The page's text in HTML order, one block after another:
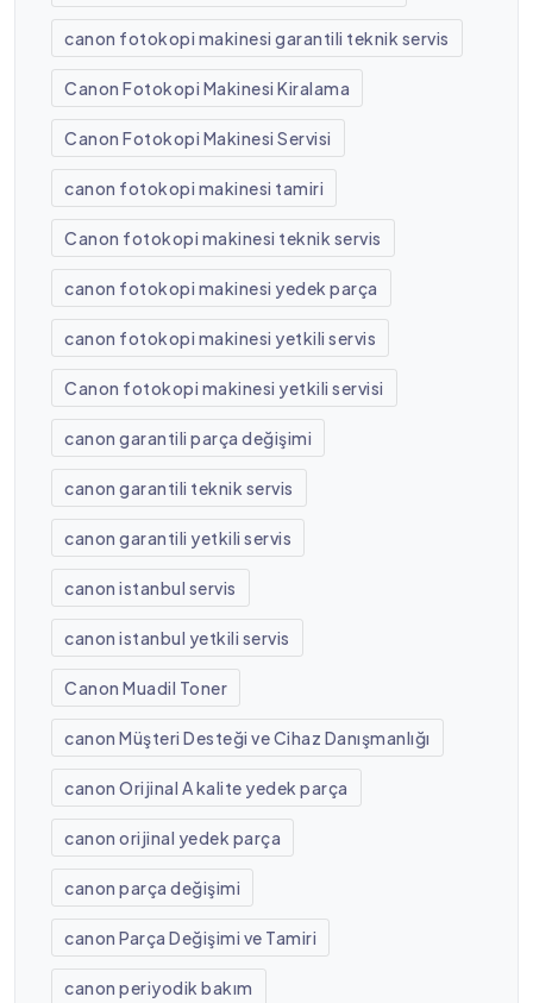
canon fotokopi makinesi garantili teknik servis
Canon Fotokopi Makinesi Kiralama
Canon Fotokopi Makinesi Servisi
canon fotokopi makinesi tamiri
Canon fotokopi makinesi teknik servis
canon fotokopi makinesi yedek parça
canon fotokopi makinesi yetkili servis
Canon fotokopi makinesi yetkili servisi
canon garantili parça değişimi
canon garantili teknik servis
canon garantili yetkili servis
canon istanbul servis
canon istanbul yetkili servis
Canon Muadil Toner
canon Müşteri Desteği ve Cihaz Danışmanlığı
canon Orijinal A kalite yedek parça
canon orijinal yedek parça
canon parça değişimi
canon Parça Değişimi ve Tamiri
canon periyodik bakım